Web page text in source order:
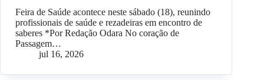
Feira de Saúde acontece neste sábado (18), reunindo
profissionais de saúde e rezadeiras em encontro de
saberes *Por Redação Odara No coração de
Passagem…
jul 16, 2026